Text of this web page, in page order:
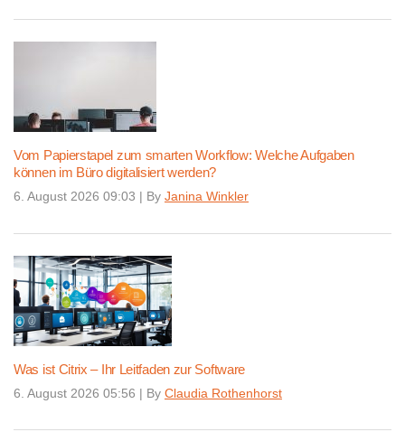
Vom Papierstapel zum smarten Workflow: Welche Aufgaben
können im Büro digitalisiert werden?
6. August 2026 09:03 | By Janina Winkler
Was ist Citrix – Ihr Leitfaden zur Software
6. August 2026 05:56 | By Claudia Rothenhorst